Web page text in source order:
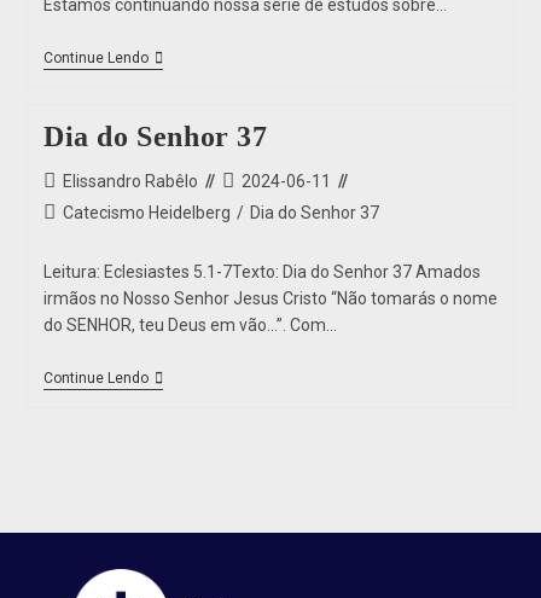
Estamos continuando nossa série de estudos sobre…
Continue Lendo
Dia do Senhor 37
Elissandro Rabêlo
2024-06-11
Catecismo Heidelberg / Dia do Senhor 37
Leitura: Eclesiastes 5.1-7Texto: Dia do Senhor 37 Amados
irmãos no Nosso Senhor Jesus Cristo “Não tomarás o nome
do SENHOR, teu Deus em vão…”. Com…
Continue Lendo